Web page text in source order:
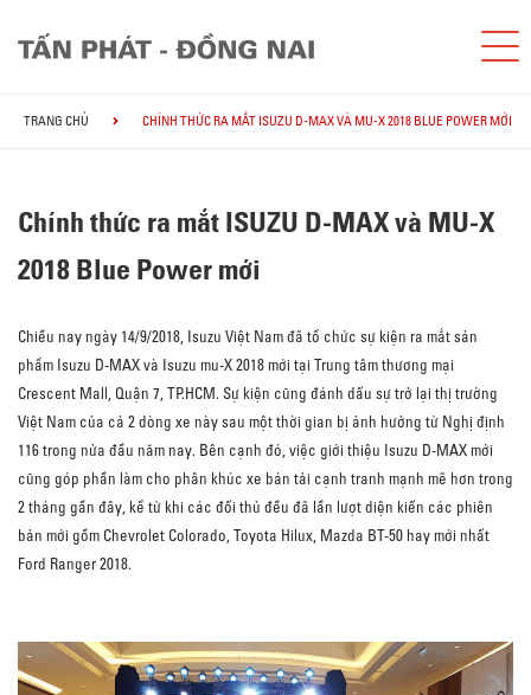
TRANG CHỦ CHÍNH THỨC RA MẮT ISUZU D-MAX VÀ MU-X 2018 BLUE POWER MỚI
Chính thức ra mắt ISUZU D-MAX và MU-X
2018 Blue Power mới
Chiều nay ngày 14/9/2018, Isuzu Việt Nam đã tổ chức sự kiện ra mắt sản
phẩm Isuzu D-MAX và Isuzu mu-X 2018 mới tại Trung tâm thương mại
Crescent Mall, Quận 7, TP.HCM. Sự kiện cũng đánh dấu sự trở lại thị trường
Việt Nam của cả 2 dòng xe này sau một thời gian bị ảnh hưởng từ Nghị định
116 trong nửa đầu năm nay. Bên cạnh đó, việc giới thiệu Isuzu D-MAX mới
cũng góp phần làm cho phân khúc xe bán tải cạnh tranh mạnh mẽ hơn trong
2 tháng gần đây, kể từ khi các đối thủ đều đã lần lượt diện kiến các phiên
bản mới gồm Chevrolet Colorado, Toyota Hilux, Mazda BT-50 hay mới nhất
Ford Ranger 2018.